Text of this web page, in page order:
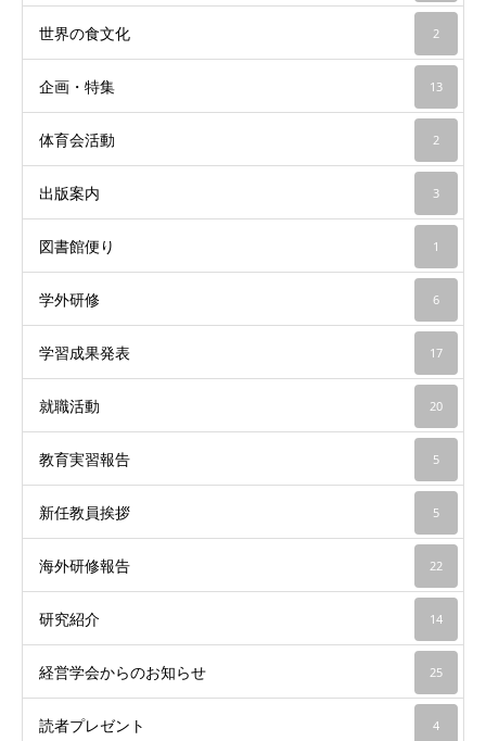
世界の食文化 2
企画・特集 13
体育会活動 2
出版案内 3
図書館便り 1
学外研修 6
学習成果発表 17
就職活動 20
教育実習報告 5
新任教員挨拶 5
海外研修報告 22
研究紹介 14
経営学会からのお知らせ 25
読者プレゼント 4